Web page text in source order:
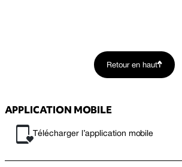
Retour en haut
APPLICATION MOBILE
Télécharger l’application mobile